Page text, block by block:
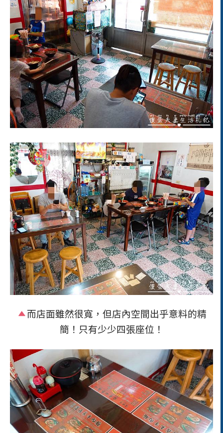
而店面雖然很寬，但店內空間出乎意料的精
簡！只有少少四張座位！